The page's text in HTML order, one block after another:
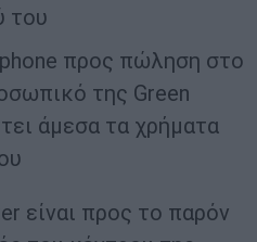
του
προς πώληση στο
της Green
άμεσα τα χρήματα
είναι προς το παρόν